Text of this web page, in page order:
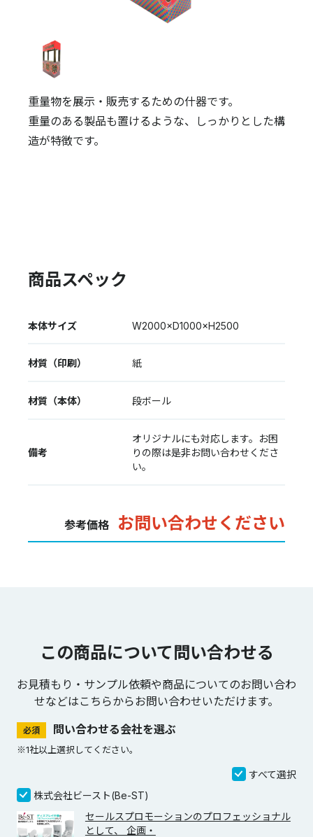
重量物を展示・販売するための什器です。
重量のある製品も置けるような、しっかりとした構
造が特徴です。
商品スペック
本体サイズ W2000×D1000×H2500
材質（印刷） 紙
材質（本体） 段ボール
備考
オリジナルにも対応します。お困
りの際は是非お問い合わせくださ
い。
参考価格 お問い合わせください
この商品について問い合わせる
お見積もり・サンプル依頼や商品についてのお問い合わ
せなどは こちらからお問い合わせいただけます。
必須 問い合わせる会社を選ぶ
※1社以上選択してください。
すべて選択
株式会社ビースト(Be-ST)
セールスプロモーションのプロフェッショナル
として、 企画・